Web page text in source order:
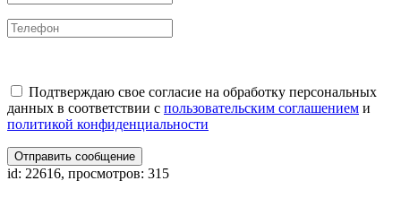
Подтверждаю свое согласие на обработку персональных
данных в соответствии с пользовательским соглашением и
политикой конфиденциальности
Отправить сообщение
id: 22616, просмотров: 315